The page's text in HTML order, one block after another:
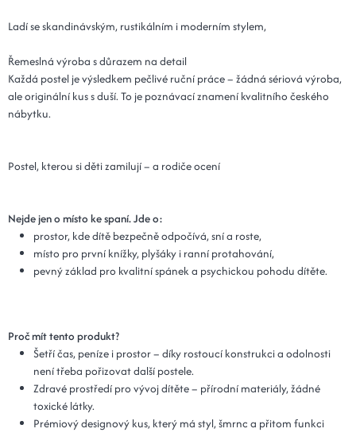
Ladí se skandinávským, rustikálním i moderním stylem,
Řemeslná výroba s důrazem na detail
Každá postel je výsledkem pečlivé ruční práce – žádná sériová výroba,
ale originální kus s duší. To je poznávací znamení kvalitního českého
nábytku.
Postel, kterou si děti zamilují – a rodiče ocení
Nejde jen o místo ke spaní. Jde o:
prostor, kde dítě bezpečně odpočívá, sní a roste,
místo pro první knížky, plyšáky i ranní protahování,
pevný základ pro kvalitní spánek a psychickou pohodu dítěte.
Proč mít tento produkt?
Šetří čas, peníze i prostor – díky rostoucí konstrukci a odolnosti
není třeba pořizovat další postele.
Zdravé prostředí pro vývoj dítěte – přírodní materiály, žádné
toxické látky.
Prémiový designový kus, který má styl, šmrnc a přitom funkci